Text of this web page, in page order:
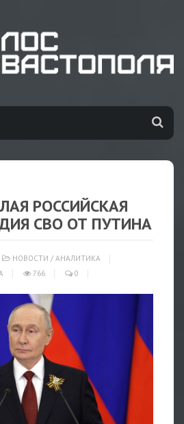
РОССИЙСКАЯ
СВО ОТ ПУТИНА
НОВОСТИ / АНАЛИТИКА
766 0